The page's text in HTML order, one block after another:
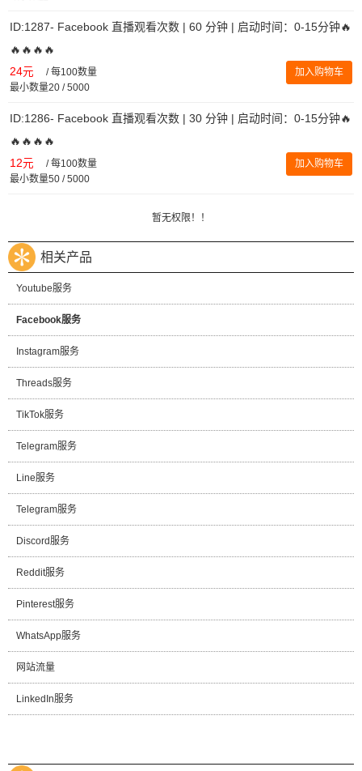
ID:1287- Facebook 直播观看次数 | 60 分钟 | 启动时间：0-15分钟🔥
🔥🔥🔥🔥
24元 /每100数量
最小数量20 / 5000
加入购物车
ID:1286- Facebook 直播观看次数 | 30 分钟 | 启动时间：0-15分钟🔥
🔥🔥🔥🔥
12元 /每100数量
最小数量50 / 5000
加入购物车
暂无权限！！
相关产品
Youtube服务
Facebook服务
Instagram服务
Threads服务
TikTok服务
Telegram服务
Line服务
Telegram服务
Discord服务
Reddit服务
Pinterest服务
WhatsApp服务
网站流量
LinkedIn服务